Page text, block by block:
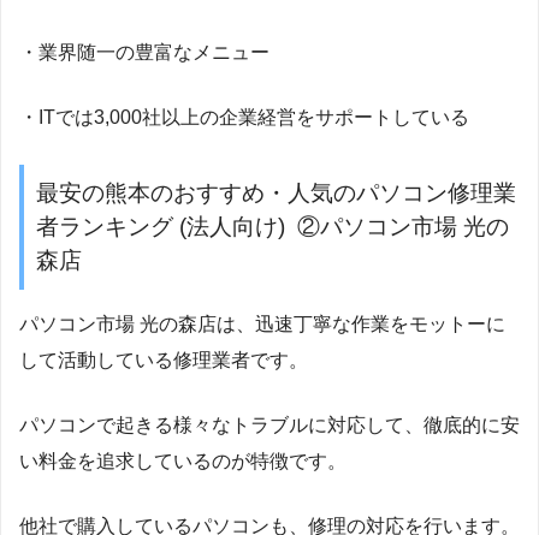
・業界随一の豊富なメニュー
・ITでは3,000社以上の企業経営をサポートしている
最安の熊本のおすすめ・人気のパソコン修理業
者ランキング (法人向け) ②パソコン市場 光の
森店
パソコン市場 光の森店は、迅速丁寧な作業をモットーに
して活動している修理業者です。
パソコンで起きる様々なトラブルに対応して、徹底的に安
い料金を追求しているのが特徴です。
他社で購入しているパソコンも、修理の対応を行います。